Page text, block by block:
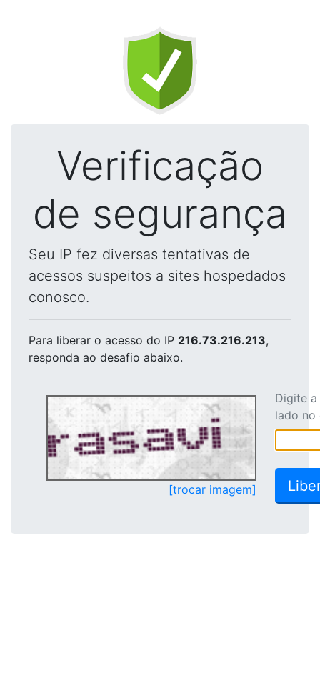
Verificação
de segurança
Seu IP fez diversas tentativas de
acessos suspeitos a sites hospedados
conosco.
Para liberar o acesso do IP 216.73.216.213,
responda ao desafio abaixo.
[trocar imagem]
Digite
lado no